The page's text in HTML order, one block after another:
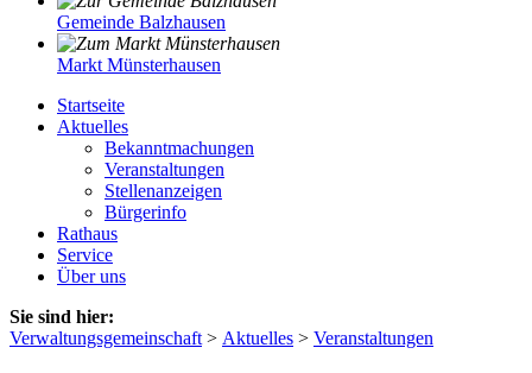
Gemeinde Balzhausen
Markt Münsterhausen
Startseite
Aktuelles
Bekanntmachungen
Veranstaltungen
Stellenanzeigen
Bürgerinfo
Rathaus
Service
Über uns
Sie sind hier:
Verwaltungsgemeinschaft > Aktuelles > Veranstaltungen